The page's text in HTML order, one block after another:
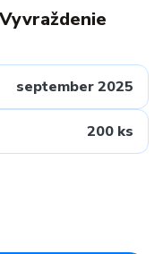
september 2025
200 ks